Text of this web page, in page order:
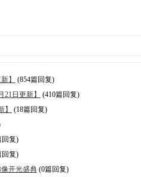
】
(854篇回复)
日更新】
(410篇回复)
(18篇回复)
回复)
回复)
开光盛典(0篇回复)